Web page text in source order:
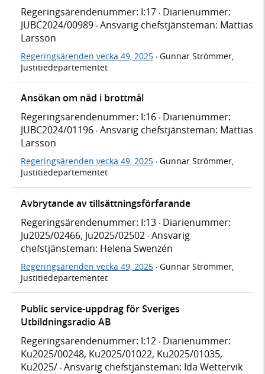
Regeringsärendenummer: I:17 · Diarienummer:
JUBC2024/00989 · Ansvarig chefstjänsteman: Mattias
Larsson
Regeringsärenden vecka 49, 2025 · Gunnar Strömmer,
Justitiedepartementet
Ansökan om nåd i brottmål
Regeringsärendenummer: I:16 · Diarienummer:
JUBC2024/01196 · Ansvarig chefstjänsteman: Mattias
Larsson
Regeringsärenden vecka 49, 2025 · Gunnar Strömmer,
Justitiedepartementet
Avbrytande av tillsättningsförfarande
Regeringsärendenummer: I:13 · Diarienummer:
Ju2025/02466, Ju2025/02502 · Ansvarig
chefstjänsteman: Helena Swenzén
Regeringsärenden vecka 49, 2025 · Gunnar Strömmer,
Justitiedepartementet
Public service-uppdrag för Sveriges
Utbildningsradio AB
Regeringsärendenummer: I:12 · Diarienummer:
Ku2025/00248, Ku2025/01022, Ku2025/01035,
Ku2025/ · Ansvarig chefstjänsteman: Ida Wettervik